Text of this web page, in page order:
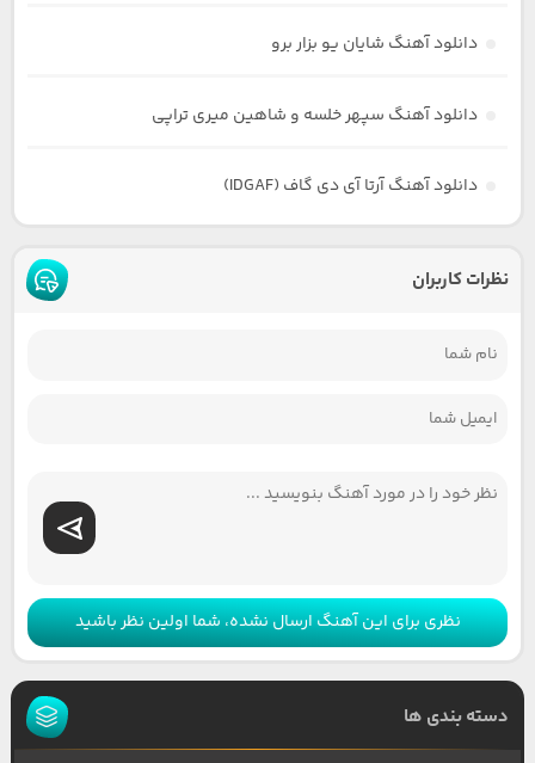
دانلود آهنگ شایان یو بزار برو
دانلود آهنگ سپهر خلسه و شاهین میری تراپی
دانلود آهنگ آرتا آی دی گاف (IDGAF)
نظرات کاربران
نظری برای این آهنگ ارسال نشده، شما اولین نظر باشید
دسته بندی ها